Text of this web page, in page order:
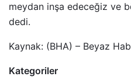
meydan inşa edeceğiz ve
dedi.
Kaynak: (BHA) – Beyaz
Kategoriler